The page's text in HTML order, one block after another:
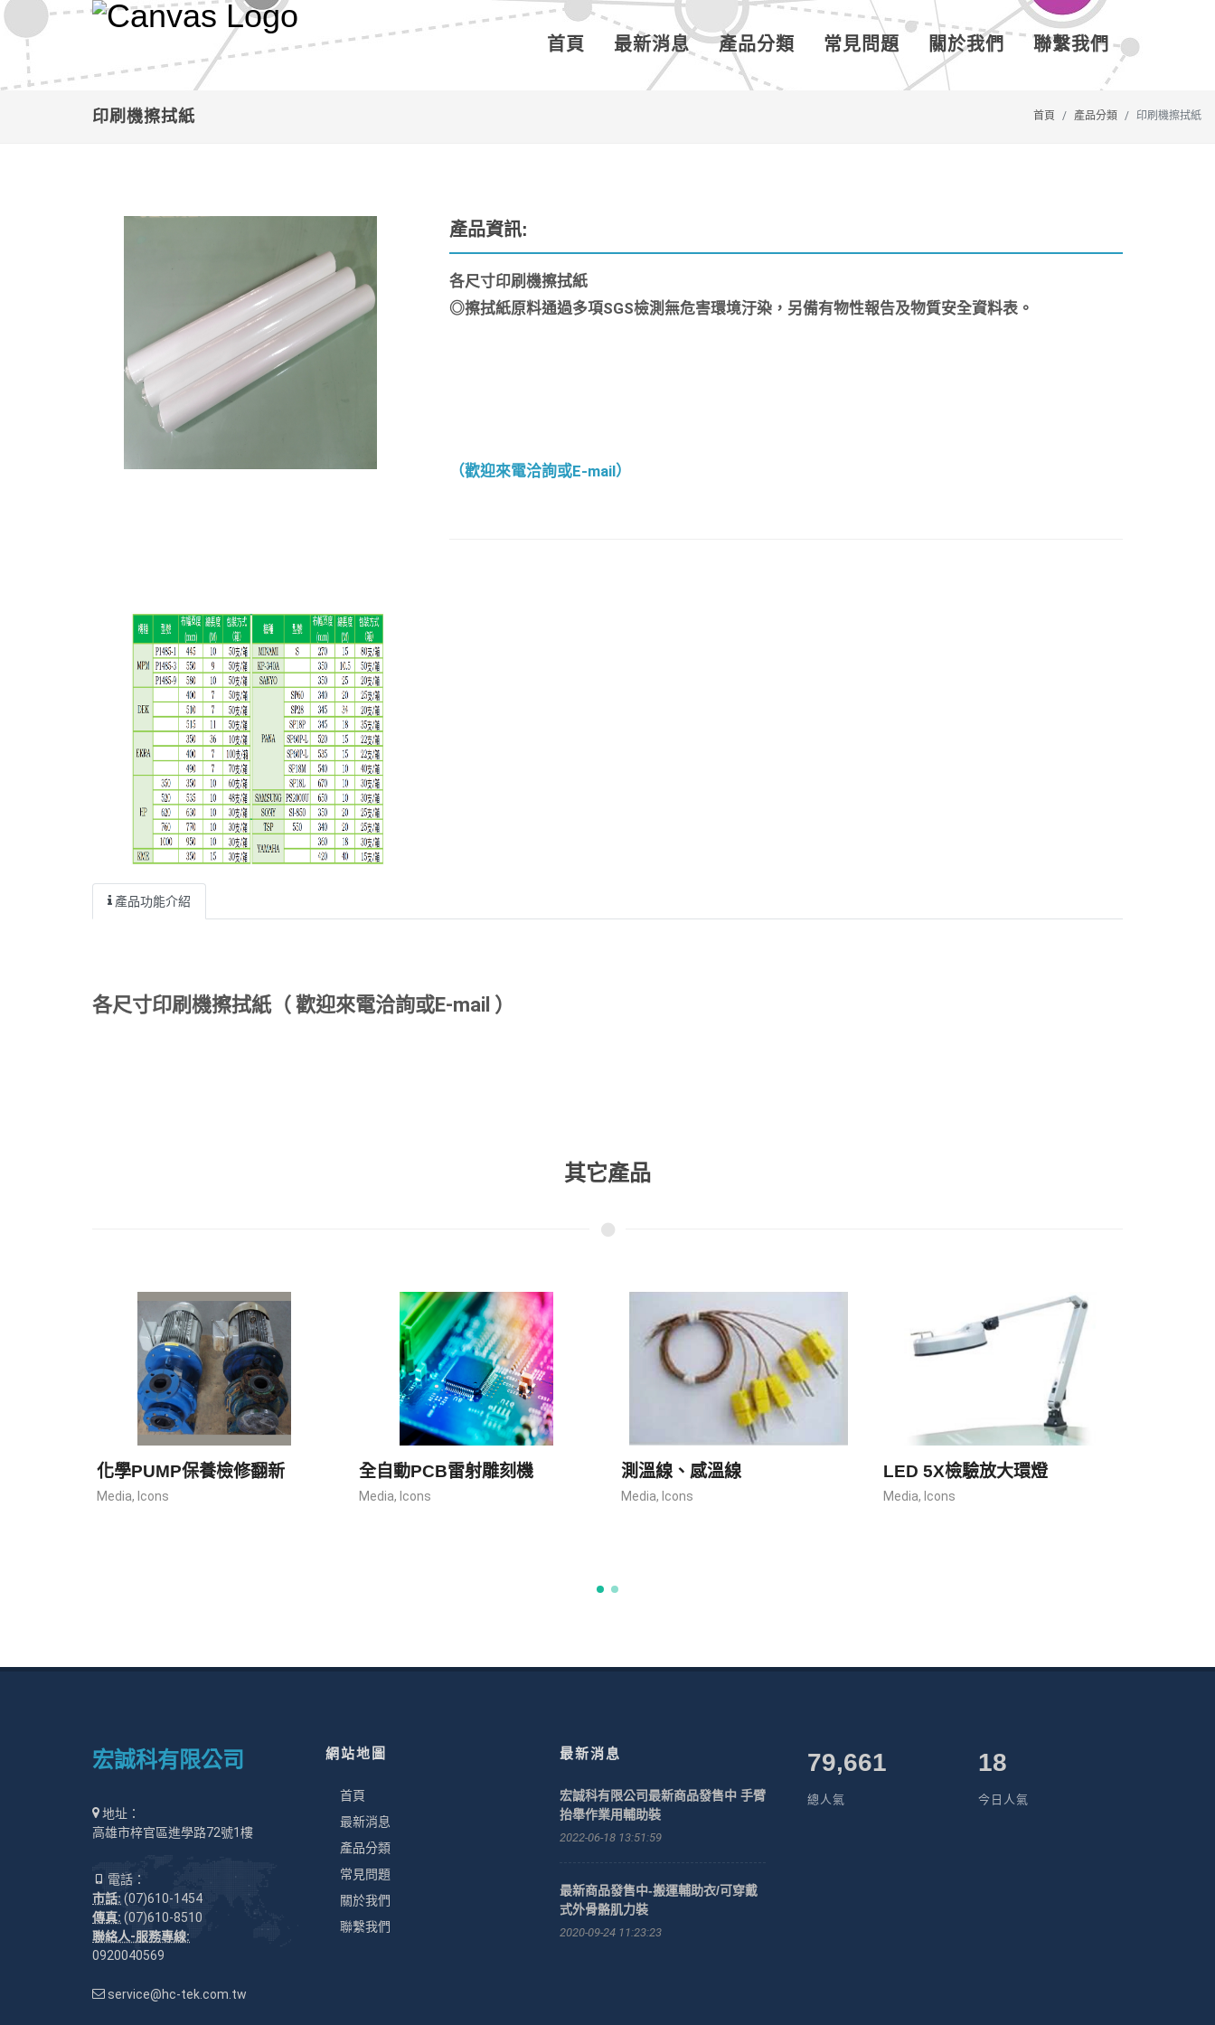
首頁 最新消息 產品分類 常見問題 關於我們 聯繫我們
印刷機擦拭紙 首頁 產品分類 印刷機擦拭紙
產品資訊:
各尺寸印刷機擦拭紙
◎擦拭紙原料通過多項SGS檢測無危害環境汙染，另備有物性報告及物質安全資料表。
（歡迎來電洽詢或E-mail）
產品功能介紹
各尺寸印刷機擦拭紙（ 歡迎來電洽詢或E-mail ）
其它產品
化學PUMP保養檢修翻新
Media, Icons
全自動PCB雷射雕刻機
Media, Icons
測溫線、感溫線
Media, Icons
LED 5X檢驗放大環燈
Media, Icons
宏誠科有限公司
地址：
高雄市梓官區進學路72號1樓
電話：
市話: (07)610-1454
傳真: (07)610-8510
聯絡人-服務專線:
0920040569
service@hc-tek.com.tw
網站地圖
首頁
最新消息
產品分類
常見問題
關於我們
聯繫我們
最新消息
宏誠科有限公司最新商品發售中 手臂
抬舉作業用輔助裝
2022-06-18 13:51:59
最新商品發售中-搬運輔助衣/可穿戴
式外骨骼肌力裝
2020-09-24 11:23:23
79,661
總人氣
18
今日人氣